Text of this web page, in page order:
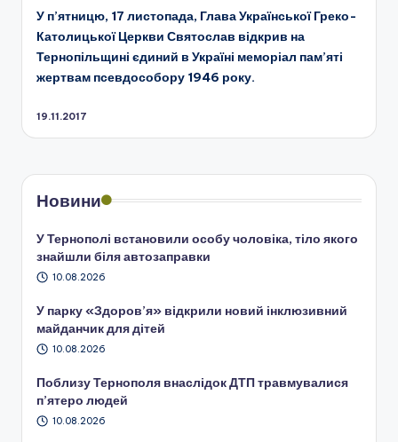
У п’ятницю, 17 листопада, Глава Української Греко-
Католицької Церкви Святослав відкрив на
Тернопільщині єдиний в Україні меморіал пам’яті
жертвам псевдособору 1946 року.
19.11.2017
Новини
У Тернополі встановили особу чоловіка, тіло якого
знайшли біля автозаправки
10.08.2026
У парку «Здоров’я» відкрили новий інклюзивний
майданчик для дітей
10.08.2026
Поблизу Тернополя внаслідок ДТП травмувалися
п’ятеро людей
10.08.2026